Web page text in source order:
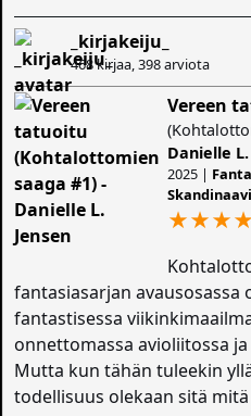
_kirjakeiju_
468 kirjaa, 398 arviota
Vereen
Danielle
2025 |
fantasiasarjan avausosassa
fantastisessa
onnettomassa avioliitossa
Mutta kun tähän tuleekin
todellisuus olekaan sitä